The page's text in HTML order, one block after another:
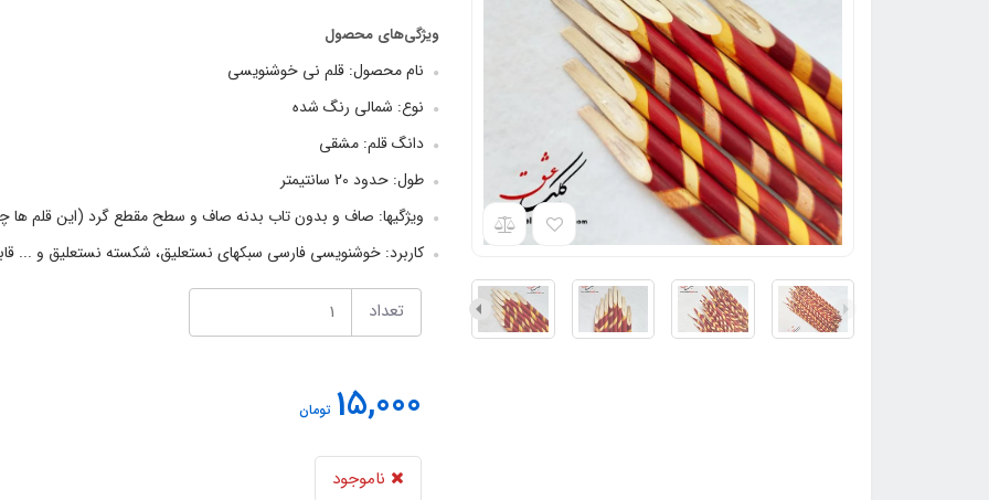
ویژگی‌های محصول
نام محصول: قلم نی خوشنویسی
نوع: شمالی رنگ شده
دانگ قلم: مشقی
طول: حدود 20 سانتیمتر
ویژگیها: صاف و بدون تاب بدنه صاف و سطح مقطع گرد (این قلم
کاربرد: خوشنویسی فارسی سبکهای نستعلیق، شکسته نستعلیق و ...
تعداد
15,000 تومان
ناموجود